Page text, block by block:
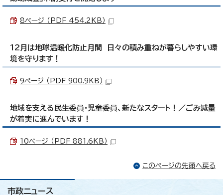
8ページ （PDF 454.2KB）
12月は地球温暖化防止月間 日々の積み重ねが暮らしやすい環
境を守ります！
9ページ （PDF 900.9KB）
地域を支える民生委員・児童委員、新たなスタート！／ごみ減量
が着実に進んでいます！
10ページ （PDF 881.6KB）
このページの先頭へ戻る
市政ニュース